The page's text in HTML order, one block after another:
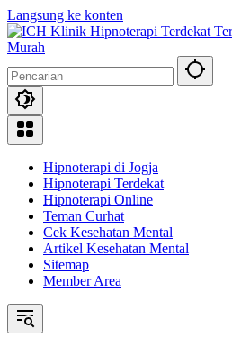
Langsung ke konten
Hipnoterapi di Jogja
Hipnoterapi Terdekat
Hipnoterapi Online
Teman Curhat
Cek Kesehatan Mental
Artikel Kesehatan Mental
Sitemap
Member Area